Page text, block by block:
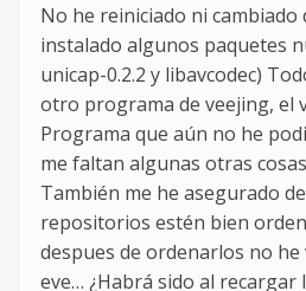
No he reiniciado ni cambiado
instalado algunos paquetes
unicap-0.2.2 y libavcodec)
otro programa de veejing, el
Programa que aún no he
me faltan algunas otras
También me he asegurado
repositorios estén bien
despues de ordenarlos no
eve… ¿Habrá sido al